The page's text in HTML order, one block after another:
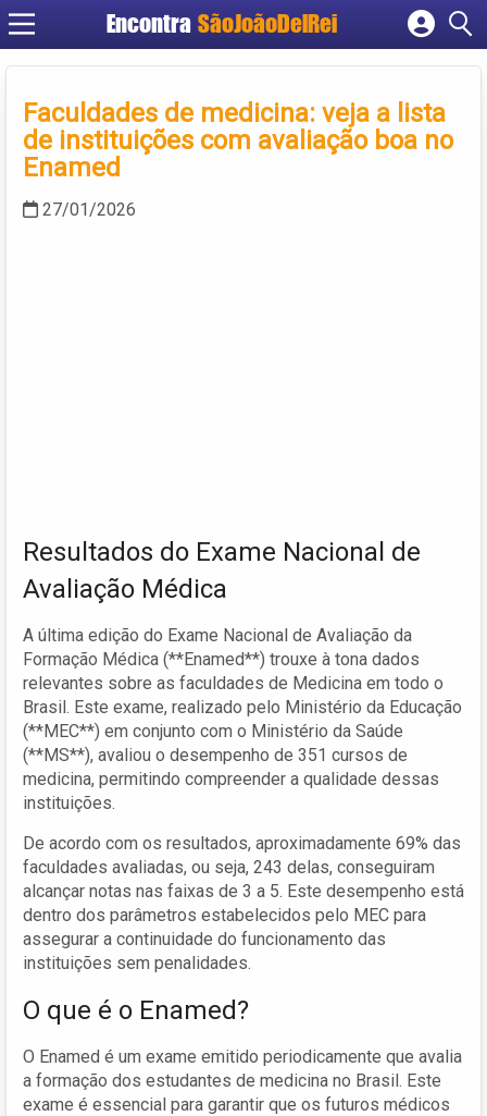
Encontra SãoJoãoDelRei
Cadastrar empresa
Criar conta
Faculdades de medicina: veja a lista
de instituições com avaliação boa no
Enamed
27/01/2026
Resultados do Exame Nacional de
Avaliação Médica
A última edição do Exame Nacional de Avaliação da
Formação Médica (**Enamed**) trouxe à tona dados
relevantes sobre as faculdades de Medicina em todo o
Brasil. Este exame, realizado pelo Ministério da Educação
(**MEC**) em conjunto com o Ministério da Saúde
(**MS**), avaliou o desempenho de 351 cursos de
medicina, permitindo compreender a qualidade dessas
instituições.
De acordo com os resultados, aproximadamente 69% das
faculdades avaliadas, ou seja, 243 delas, conseguiram
alcançar notas nas faixas de 3 a 5. Este desempenho está
dentro dos parâmetros estabelecidos pelo MEC para
assegurar a continuidade do funcionamento das
instituições sem penalidades.
O que é o Enamed?
O Enamed é um exame emitido periodicamente que avalia
a formação dos estudantes de medicina no Brasil. Este
exame é essencial para garantir que os futuros médicos